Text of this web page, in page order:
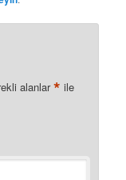
alanlar* ile